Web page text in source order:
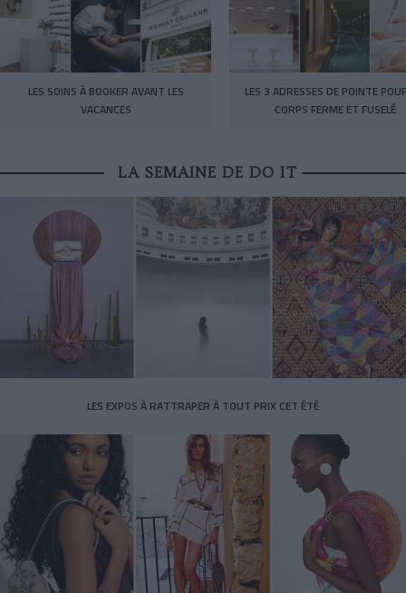
LES SOINS À BOOKER AVANT LES
VACANCES
LES 3 ADRESSES DE POINTE
CORPS FERME ET FUSELÉ
LA SEMAINE DE DO IT
LES EXPOS À RATTRAPER À TOUT PRIX CET ÉTÉ